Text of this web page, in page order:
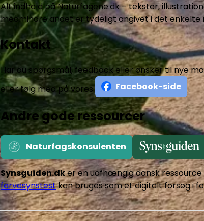
Alt indhold på Naturfagene.dk – tekster,
medmindre andet er tydeligt angivet i det enkelte
Kontakt
Har du spørgsmål, feedback eller ønsker til nye
eller følg med på vores
Facebook-side .
Andre gode ressourcer
Naturfagskonsulenten
Synsguiden.dker en uafhængig dansk ressource
farvesynstestkan bruges som et digitalt forsøg i